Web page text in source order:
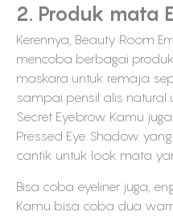
2. Produk mata
Kerennya, Beauty Room
mencoba berbagai
maskara untuk remaja
sampai pensil alis natural
Secret Eyebrow. Kamu
Pressed Eye Shadow
cantik untuk look mata
Bisa coba eyeliner juga,
Kamu bisa coba dua